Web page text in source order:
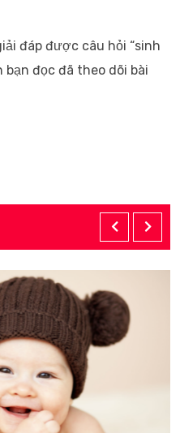
đáp được câu hỏi “sinh
bạn đọc đã theo dõi bài